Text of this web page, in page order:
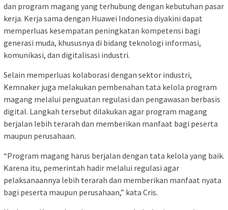
dan program magang yang terhubung dengan kebutuhan pasar
kerja. Kerja sama dengan Huawei Indonesia diyakini dapat
memperluas kesempatan peningkatan kompetensi bagi
generasi muda, khususnya di bidang teknologi informasi,
komunikasi, dan digitalisasi industri.
Selain memperluas kolaborasi dengan sektor industri,
Kemnaker juga melakukan pembenahan tata kelola program
magang melalui penguatan regulasi dan pengawasan berbasis
digital. Langkah tersebut dilakukan agar program magang
berjalan lebih terarah dan memberikan manfaat bagi peserta
maupun perusahaan.
“Program magang harus berjalan dengan tata kelola yang baik.
Karena itu, pemerintah hadir melalui regulasi agar
pelaksanaannya lebih terarah dan memberikan manfaat nyata
bagi peserta maupun perusahaan,” kata Cris.